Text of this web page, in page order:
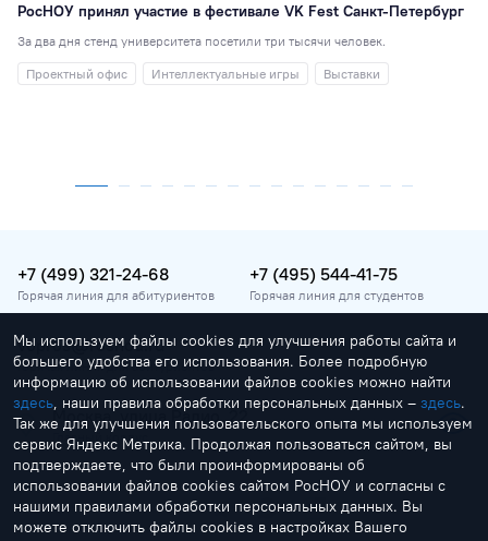
РосНОУ принял участие в фестивале VK Fest Санкт-Петербург
За два дня стенд университета посетили три тысячи человек.
Проектный офис
Интеллектуальные игры Выставки
+7 (499) 321-24-68
Горячая линия для абитуриентов
+7 (495) 544-41-75
Горячая линия для студентов
vopros@rosnou.ru
Горячая линия для абитуриентов
Москва, улица Радио, 22
Главный корпус
Мы используем файлы cookies для улучшения работы сайта и
большего удобства его использования. Более подробную
информацию об использовании файлов cookies можно найти
здесь, наши правила обработки персональных данных – здесь.
Так же для улучшения пользовательского опыта мы используем
сервис Яндекс Метрика. Продолжая пользоваться сайтом, вы
подтверждаете, что были проинформированы об
использовании файлов cookies сайтом РосНОУ и согласны с
нашими правилами обработки персональных данных. Вы
можете отключить файлы cookies в настройках Вашего